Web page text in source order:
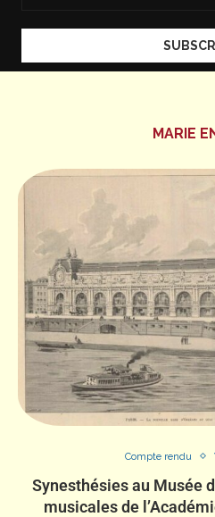
MARIE
Compte rendu
Synesthésies au Musée
musicales de